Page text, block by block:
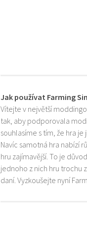
Jak používat Farming
Vítejte v největší
tak, aby podporovala
souhlasíme s tím, že hra
Navíc samotná hra nabízí
hru zajímavější. To je
jednoho z nich hru trochu
daní. Vyzkoušejte nyní